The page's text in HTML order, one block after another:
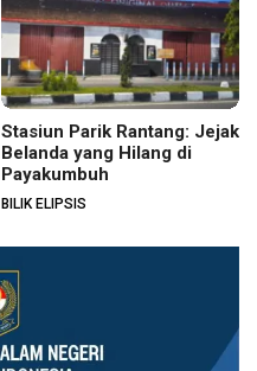
Stasiun Parik Rantang: Jejak
Belanda yang Hilang di
Payakumbuh
BILIK ELIPSIS